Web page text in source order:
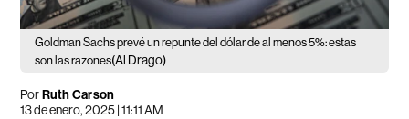
Goldman Sachs prevé un repunte del dólar de al menos 5%: estas
son las razones(Al Drago)
PorRuth Carson
13 de enero, 2025 | 11:11 AM